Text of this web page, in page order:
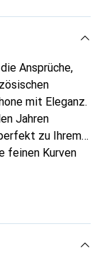
Ansprüche,
mit Eleganz.
Jahren
zu Ihrem
feinen Kurven